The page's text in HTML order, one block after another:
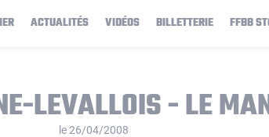
ACTUALITÉS VIDÉOS BILLETTERIE FFBB
LEVALLOIS - LE
le 26/04/2008